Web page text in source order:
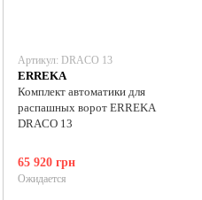
Артикул: DRACO 13
ERREKA
Комплект автоматики для
распашных ворот ERREKA
DRACO 13
65 920 грн
Ожидается